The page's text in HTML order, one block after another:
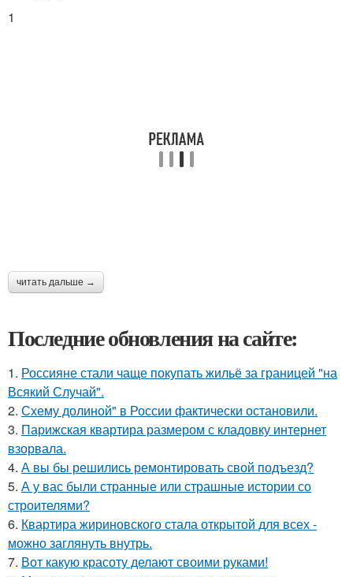
1
читать дальше →
Последние обновления на сайте:
1. Россияне стали чаще покупать жильё за границей "на
Всякий Случай".
2. Схему долиной" в России фактически остановили.
3. Парижская квартира размером с кладовку интернет
взорвала.
4. А вы бы решились ремонтировать свой подъезд?
5. А у вас были странные или страшные истории со
строителями?
6. Квартира жириновского стала открытой для всех -
можно заглянуть внутрь.
7. Вот какую красоту делают своими руками!